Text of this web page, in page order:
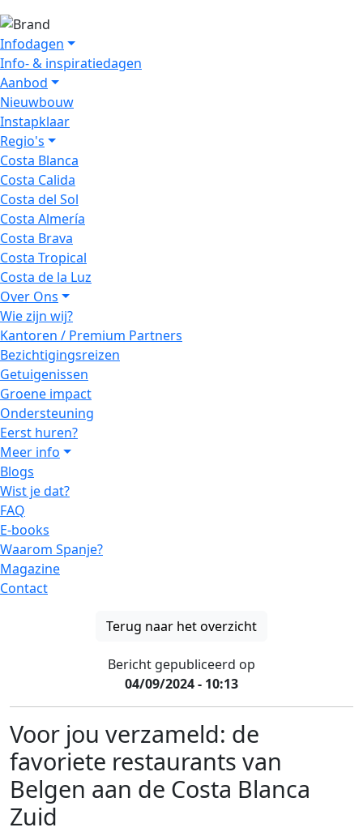
Infodagen
Info- & inspiratiedagen
Aanbod
Nieuwbouw
Instapklaar
Regio's
Costa Blanca
Costa Calida
Costa del Sol
Costa Almería
Costa Brava
Costa Tropical
Costa de la Luz
Over Ons
Wie zijn wij?
Kantoren / Premium Partners
Bezichtigingsreizen
Getuigenissen
Groene impact
Ondersteuning
Eerst huren?
Meer info
Blogs
Wist je dat?
FAQ
E-books
Waarom Spanje?
Magazine
Contact
Terug naar het overzicht
Bericht gepubliceerd op
04/09/2024 - 10:13
Voor jou verzameld: de
favoriete restaurants van
Belgen aan de Costa Blanca
Zuid